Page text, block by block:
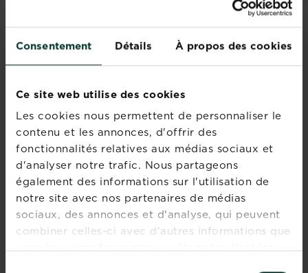
Consentement Détails À propos des cookies
Ce site web utilise des cookies
Les cookies nous permettent de personnaliser le
contenu et les annonces, d'offrir des
fonctionnalités relatives aux médias sociaux et
d'analyser notre trafic. Nous partageons
également des informations sur l'utilisation de
notre site avec nos partenaires de médias
sociaux, des annonces et d'analyse, qui peuvent
combiner celles-ci avec d'autres informations que
vous leur avez fournies ou qu'ils ont collectées
newsletter La
Pause Jardin
Recevez des conseils sur-
mesure directement dans
votre boîte mail
S'inscrire